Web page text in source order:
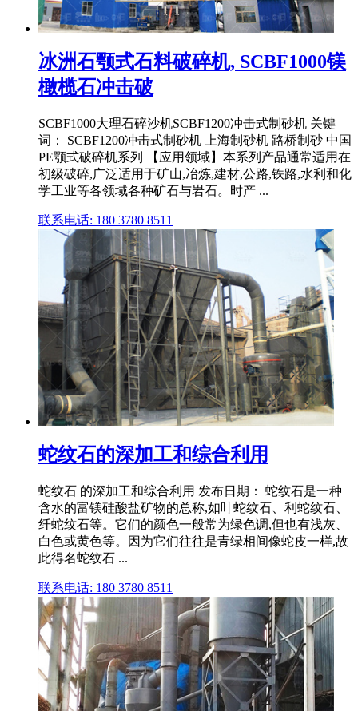
冰洲石颚式石料破碎机, SCBF1000镁
橄榄石冲击破
SCBF1000大理石碎沙机SCBF1200冲击式制砂机 关键
词： SCBF1200冲击式制砂机 上海制砂机 路桥制砂 中国
PE颚式破碎机系列 【应用领域】本系列产品通常适用在
初级破碎,广泛适用于矿山,冶炼,建材,公路,铁路,水利和化
学工业等各领域各种矿石与岩石。时产 ...
联系电话: 180 3780 8511
蛇纹石的深加工和综合利用
蛇纹石 的深加工和综合利用 发布日期： 蛇纹石是一种
含水的富镁硅酸盐矿物的总称,如叶蛇纹石、利蛇纹石、
纤蛇纹石等。它们的颜色一般常为绿色调,但也有浅灰、
白色或黄色等。因为它们往往是青绿相间像蛇皮一样,故
此得名蛇纹石 ...
联系电话: 180 3780 8511